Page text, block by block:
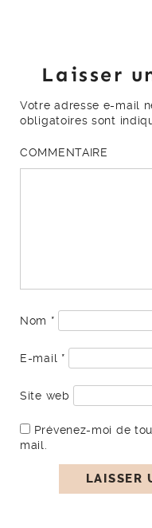
Laisser
Votre adresse e-mail
obligatoires sont
COMMENTAIRE
Nom *
E-mail *
Site web
Prévenez-moi de
mail.